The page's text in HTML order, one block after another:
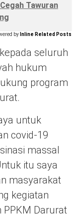
Tawuran
by Inline Related Posts
seluruh
hukum
program
untuk
covid-19
massal
itu saya
masyarakat
kegiatan
PPKM Darurat